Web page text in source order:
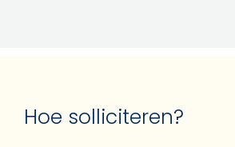
Hoe solliciteren?